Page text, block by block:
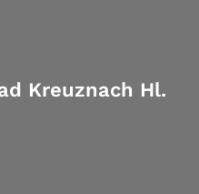
Kreuznach Hl.